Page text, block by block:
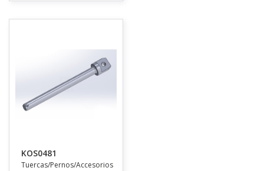
KOS0481
Tuercas/Pernos/Accesorios